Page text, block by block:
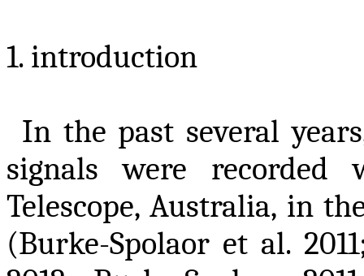
1. introduction
In the past several
signals were
Telescope, Australia, in
(Burke-Spolaor et al.